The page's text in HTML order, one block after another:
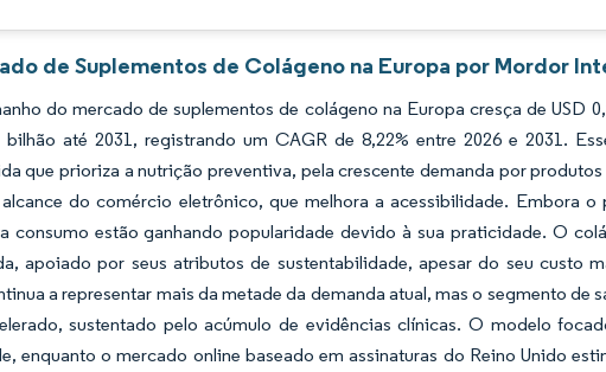
de Suplementos de Colágeno na Europa por Mordor
do mercado de suplementos de colágeno na Europa cresça de USD
bilhão até 2031, registrando um CAGR de 8,22% entre 2026 e 2031.
que prioriza a nutrição preventiva, pela crescente demanda por
do comércio eletrônico, que melhora a acessibilidade. Embora
consumo estão ganhando popularidade devido à sua praticidade. O
apoiado por seus atributos de sustentabilidade, apesar do seu custo
a representar mais da metade da demanda atual, mas o segmento de
sustentado pelo acúmulo de evidências clínicas. O modelo
enquanto o mercado online baseado em assinaturas do Reino Unido